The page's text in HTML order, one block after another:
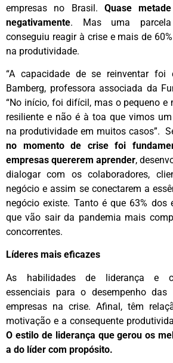
empresas no Brasil. Quase
negativamente. Mas uma parcela
conseguiu reagir à crise e mais de
na produtividade.
“A capacidade de se reinventar foi
Bamberg, professora associada da
“No início, foi difícil, mas o pequeno e
resiliente e não é à toa que vimos
na produtividade em muitos casos”.
no momento de crise foi
empresas quererem aprender,
dialogar com os colaboradores,
negócio e assim se conectarem a
negócio existe. Tanto é que 63% dos
que vão sair da pandemia mais
concorrentes.
Líderes mais eficazes
As habilidades de liderança e
essenciais para o desempenho das
empresas na crise. Afinal, têm
motivação e a consequente
O estilo de liderança que gerou os
a do líder com propósito.